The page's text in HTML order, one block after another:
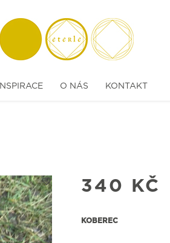
INSPIRACE O NÁS KONTAKT
340 KČ
KOBEREC